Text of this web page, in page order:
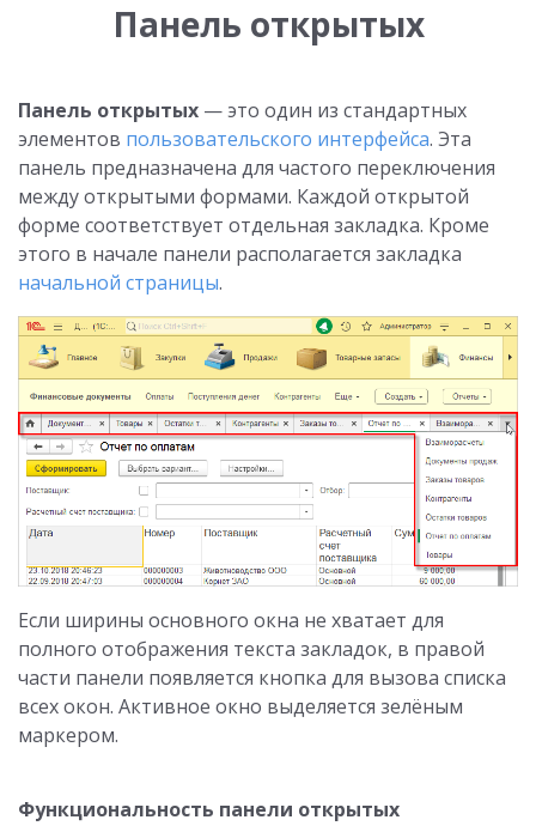
Панель открытых
Панель открытых — это один из стандартных
элементов пользовательского интерфейса. Эта
панель предназначена для частого переключения
между открытыми формами. Каждой открытой
форме соответствует отдельная закладка. Кроме
этого в начале панели располагается закладка
начальной страницы.
Если ширины основного окна не хватает для
полного отображения текста закладок, в правой
части панели появляется кнопка для вызова списка
всех окон. Активное окно выделяется зелёным
маркером.
Функциональность панели открытых